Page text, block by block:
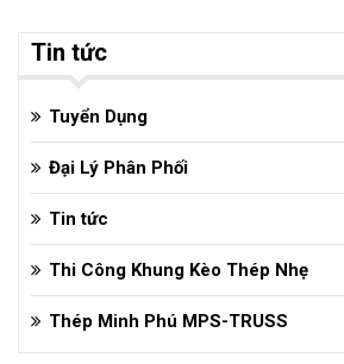
Tin tức
Tuyển Dụng
Đại Lý Phân Phối
Tin tức
Thi Công Khung Kèo Thép Nhẹ
Thép Minh Phú MPS-TRUSS